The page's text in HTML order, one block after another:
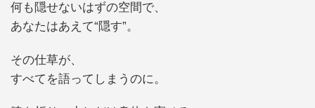
何も隠せないはずの空間で、
あなたはあえて“隠す”。
その仕草が、
すべてを語ってしまうのに。